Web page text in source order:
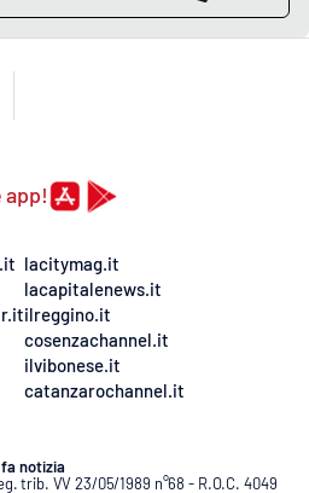
lacitymag.it
lacapitalenews.it
ilreggino.it
cosenzachannel.it
ilvibonese.it
catanzarochannel.it
notizia
trib. VV 23/05/1989 n°68 - R.O.C. 4049